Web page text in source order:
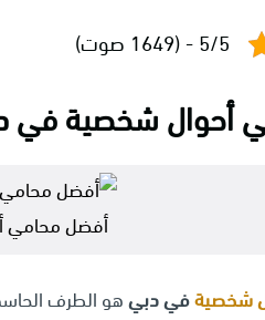
5/5 - (1649 صوت)
أحوال شخصية في
أفضل محامي
شخصيةفي دبيهو الطرف